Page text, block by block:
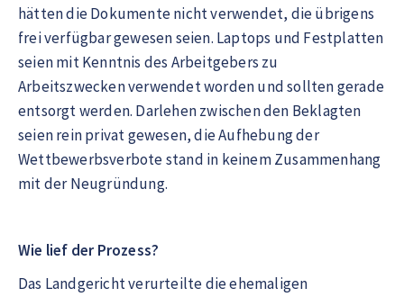
hätten die Dokumente nicht verwendet, die übrigens
frei verfügbar gewesen seien. Laptops und Festplatten
seien mit Kenntnis des Arbeitgebers zu
Arbeitszwecken verwendet worden und sollten gerade
entsorgt werden. Darlehen zwischen den Beklagten
seien rein privat gewesen, die Aufhebung der
Wettbewerbsverbote stand in keinem Zusammenhang
mit der Neugründung.
Wie lief der Prozess?
Das Landgericht verurteilte die ehemaligen